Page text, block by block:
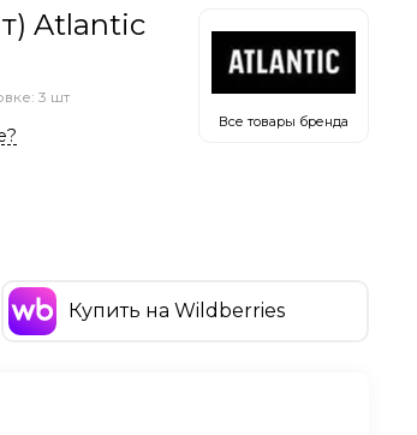
Atlantic
3 шт
Все товары бренда
Купить на Wildberries